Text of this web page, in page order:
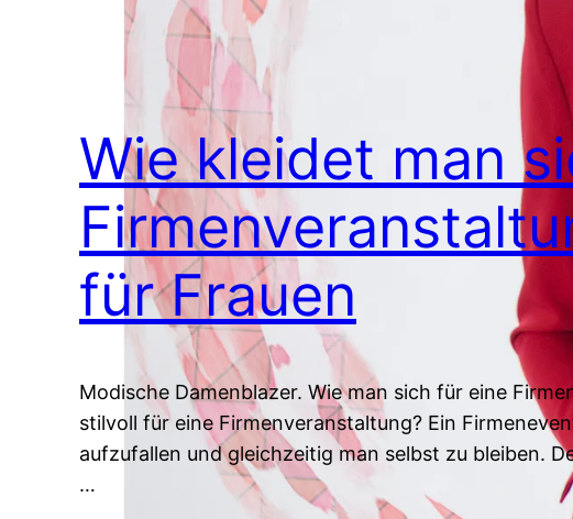
Wie kleidet man
für Frauen
Modische Damenblazer. Wie man sich für eine
stilvoll für eine Firmenveranstaltung? Ein
aufzufallen und gleichzeitig man selbst zu bleiben.
…